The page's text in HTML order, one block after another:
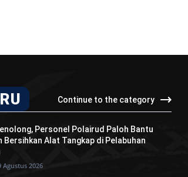
Continue to the category
Personel Polairud Paloh Bantu
Bersihkan Alat Tangkap di Pelabuhan
Agustus 2026